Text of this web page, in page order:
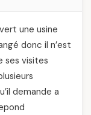
une usine
donc il n’est
ses visites
demande a